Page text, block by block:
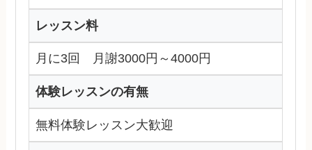
レッスン料
月に3回 月謝3000円～4000円
体験レッスンの有無
無料体験レッスン大歓迎